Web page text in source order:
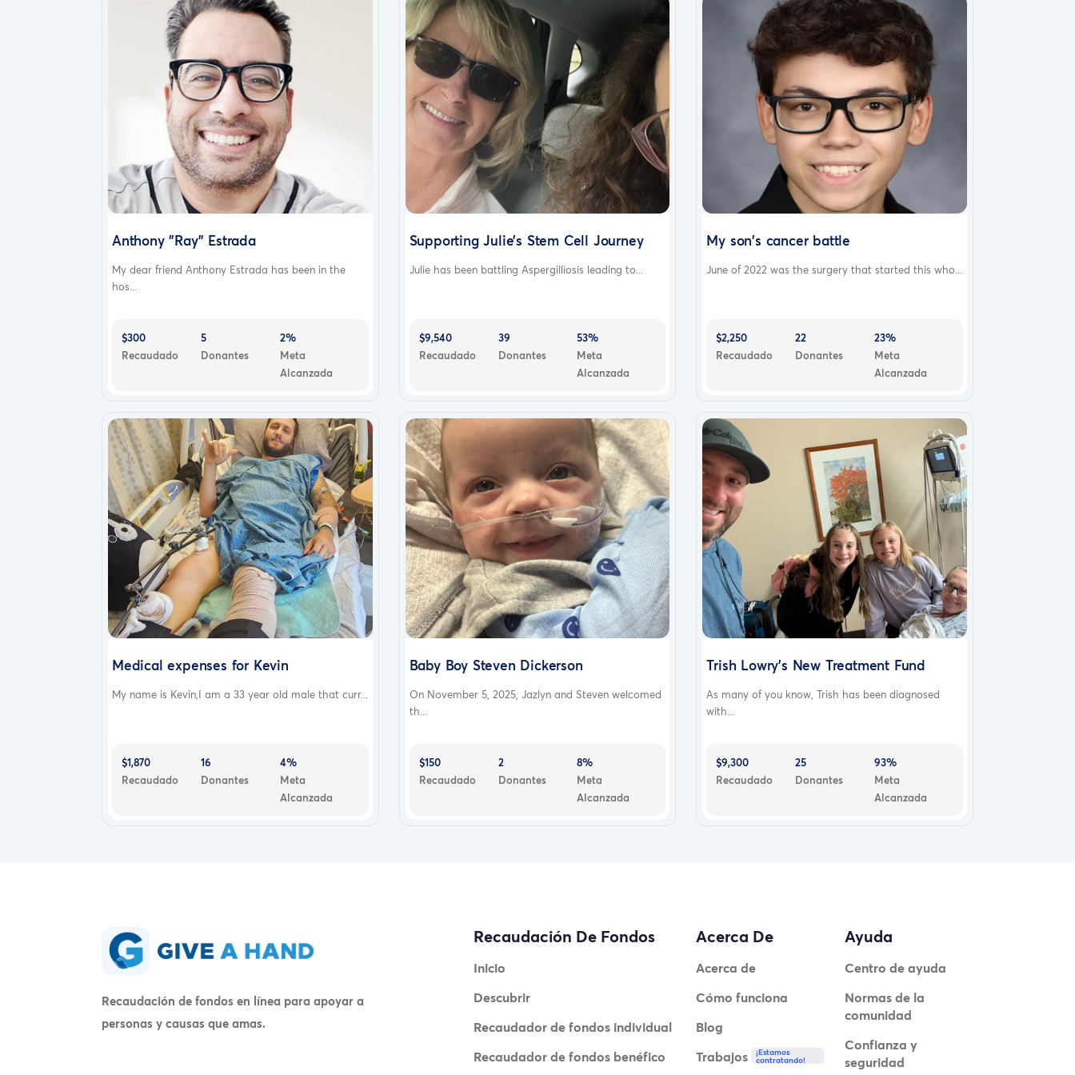
Anthony "Ray" Estrada
My dear friend Anthony Estrada has been in the
hos...
$300
Recaudado
5
Donantes
2%
Meta
Alcanzada
Supporting Julie’s Stem Cell Journey
Julie has been battling Aspergilliosis leading to...
$9,540
Recaudado
39
Donantes
53%
Meta
Alcanzada
My son's cancer battle
June of 2022 was the surgery that started this who...
$2,250
Recaudado
22
Donantes
23%
Meta
Alcanzada
Medical expenses for Kevin
My name is Kevin,I am a 33 year old male that curr...
$1,870
Recaudado
16
Donantes
4%
Meta
Alcanzada
Baby Boy Steven Dickerson
On November 5, 2025, Jazlyn and Steven welcomed
th...
$150
Recaudado
2
Donantes
8%
Meta
Alcanzada
Trish Lowry's New Treatment Fund
As many of you know, Trish has been diagnosed
with...
$9,300
Recaudado
25
Donantes
93%
Meta
Alcanzada
Recaudación de fondos en línea para apoyar a
personas y causas que amas.
Recaudación De Fondos
Inicio
Descubrir
Recaudador de fondos individual
Recaudador de fondos benéfico
Acerca De
Acerca de
Cómo funciona
Blog
Trabajos
¡Estamos
contratando!
Ayuda
Centro de ayuda
Normas de la
comunidad
Confianza y
seguridad